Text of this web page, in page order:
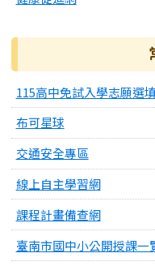
115高中免試入學志願選
布可星球
交通安全專區
線上自主學習網
課程計畫備查網
臺南市國中小公開授課一